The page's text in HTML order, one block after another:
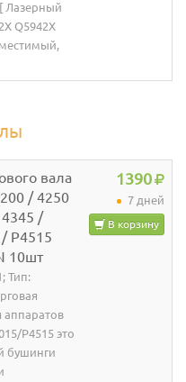
Лазерный
Q5942X
вала
/ 4250
/
P4515
10шт
Тип:
аппаратов
P4515 это
бушинги
1390
7 дней
В корзину